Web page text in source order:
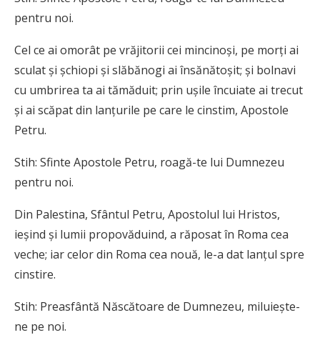
pentru noi.
Cel ce ai omorât pe vrăjitorii cei mincinoşi, pe morţi ai
sculat şi şchiopi şi slăbănogi ai însănătoşit; şi bolnavi
cu umbrirea ta ai tămăduit; prin uşile încuiate ai trecut
şi ai scăpat din lanţurile pe care le cinstim, Apostole
Petru.
Stih: Sfinte Apostole Petru, roagă-te lui Dumnezeu
pentru noi.
Din Palestina, Sfântul Petru, Apostolul lui Hristos,
ieşind şi lumii propovăduind, a răposat în Roma cea
veche; iar celor din Roma cea nouă, le-a dat lanţul spre
cinstire.
Stih: Preasfântă Născătoare de Dumnezeu, miluieşte-
ne pe noi.